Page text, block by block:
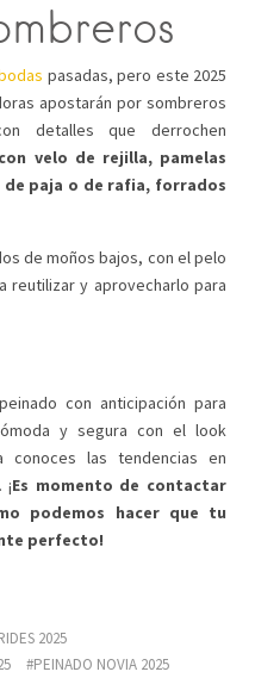
pasadas, pero este 2025
apostarán por sombreros
detalles que derrochen
velo de rejilla, pamelas
paja o de rafia, forrados
de moños bajos, con el pelo
y aprovecharlo para
con anticipación para
y segura con el look
las tendencias en
Es momento de contactar
podemos hacer que tu
perfecto!
2025
PEINADO NOVIA 2025